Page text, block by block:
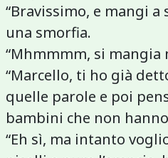
“Bravissimo, e mangi a
una smorfia.
“Mhmmmm, si mangia
“Marcello, ti ho già
quelle parole e poi
bambini che non
“Eh sì, ma intanto